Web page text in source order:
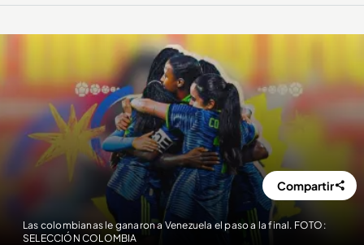
Las colombianas le ganaron a Venezuela el paso a la final. FOTO:
SELECCIÓN COLOMBIA
Compartir